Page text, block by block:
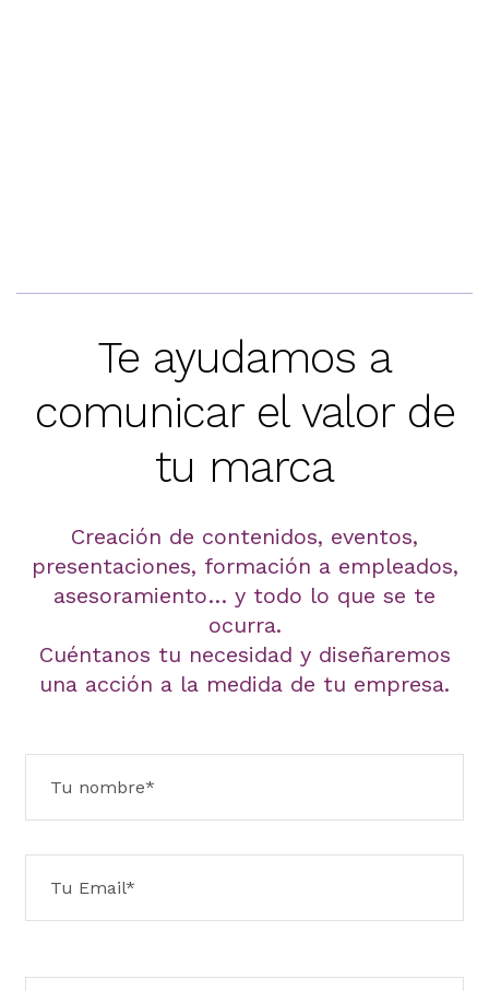
Te ayudamos a
comunicar el valor de
tu marca
Creación de contenidos, eventos,
presentaciones, formación a empleados,
asesoramiento… y todo lo que se te
ocurra.
Cuéntanos tu necesidad y diseñaremos
una acción a la medida de tu empresa.